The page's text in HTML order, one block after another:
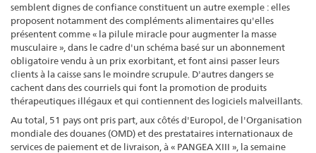
semblent dignes de confiance constituent un autre exemple : elles
proposent notamment des compléments alimentaires qu'elles
présentent comme « la pilule miracle pour augmenter la masse
musculaire », dans le cadre d'un schéma basé sur un abonnement
obligatoire vendu à un prix exorbitant, et font ainsi passer leurs
clients à la caisse sans le moindre scrupule. D'autres dangers se
cachent dans des courriels qui font la promotion de produits
thérapeutiques illégaux et qui contiennent des logiciels malveillants.
Au total, 51 pays ont pris part, aux côtés d'Europol, de l'Organisation
mondiale des douanes (OMD) et des prestataires internationaux de
services de paiement et de livraison, à « PANGEA XIII », la semaine